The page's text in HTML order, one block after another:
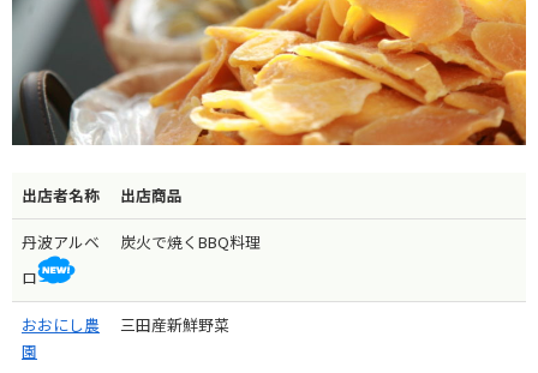
出店者名称 出店商品
丹波アルベ
ロ
炭火で焼くBBQ料理
おおにし農
園
三田産新鮮野菜